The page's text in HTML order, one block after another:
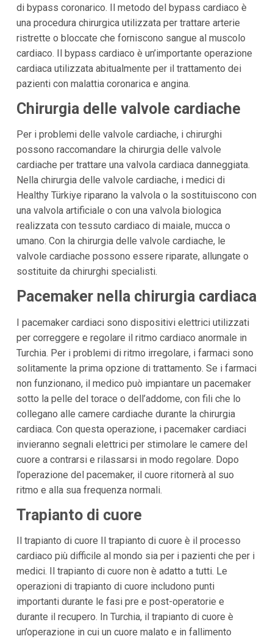
di bypass coronarico. Il metodo del bypass cardiaco è
una procedura chirurgica utilizzata per trattare arterie
ristrette o bloccate che forniscono sangue al muscolo
cardiaco. Il bypass cardiaco è un’importante operazione
cardiaca utilizzata abitualmente per il trattamento dei
pazienti con malattia coronarica e angina.
Chirurgia delle valvole cardiache
Per i problemi delle valvole cardiache, i chirurghi
possono raccomandare la chirurgia delle valvole
cardiache per trattare una valvola cardiaca danneggiata.
Nella chirurgia delle valvole cardiache, i medici di
Healthy Türkiye riparano la valvola o la sostituiscono con
una valvola artificiale o con una valvola biologica
realizzata con tessuto cardiaco di maiale, mucca o
umano. Con la chirurgia delle valvole cardiache, le
valvole cardiache possono essere riparate, allungate o
sostituite da chirurghi specialisti.
Pacemaker nella chirurgia cardiaca
I pacemaker cardiaci sono dispositivi elettrici utilizzati
per correggere e regolare il ritmo cardiaco anormale in
Turchia. Per i problemi di ritmo irregolare, i farmaci sono
solitamente la prima opzione di trattamento. Se i farmaci
non funzionano, il medico può impiantare un pacemaker
sotto la pelle del torace o dell’addome, con fili che lo
collegano alle camere cardiache durante la chirurgia
cardiaca. Con questa operazione, i pacemaker cardiaci
invieranno segnali elettrici per stimolare le camere del
cuore a contrarsi e rilassarsi in modo regolare. Dopo
l’operazione del pacemaker, il cuore ritornerà al suo
ritmo e alla sua frequenza normali.
Trapianto di cuore
Il trapianto di cuore Il trapianto di cuore è il processo
cardiaco più difficile al mondo sia per i pazienti che per i
medici. Il trapianto di cuore non è adatto a tutti. Le
operazioni di trapianto di cuore includono punti
importanti durante le fasi pre e post-operatorie e
durante il recupero. In Turchia, il trapianto di cuore è
un’operazione in cui un cuore malato e in fallimento